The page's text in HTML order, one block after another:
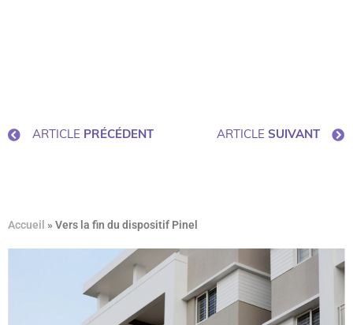
ARTICLE PRÉCÉDENT ARTICLE SUIVANT
Accueil » Vers la fin du dispositif Pinel